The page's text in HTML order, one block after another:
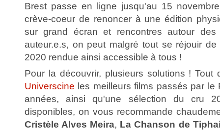
Brest passe en ligne jusqu'au 15
crève-coeur de renoncer à une édition
sur grand écran et rencontres autour
auteur.e.s, on peut malgré tout se réjouir
2020 rendue ainsi accessible à tous !
Pour la découvrir, plusieurs solutions ! Tout
Universcine les meilleurs films passés par le
années, ainsi qu'une sélection du cru
disponibles, on vous recommande
Cristèle Alves Meira, La Chanson de